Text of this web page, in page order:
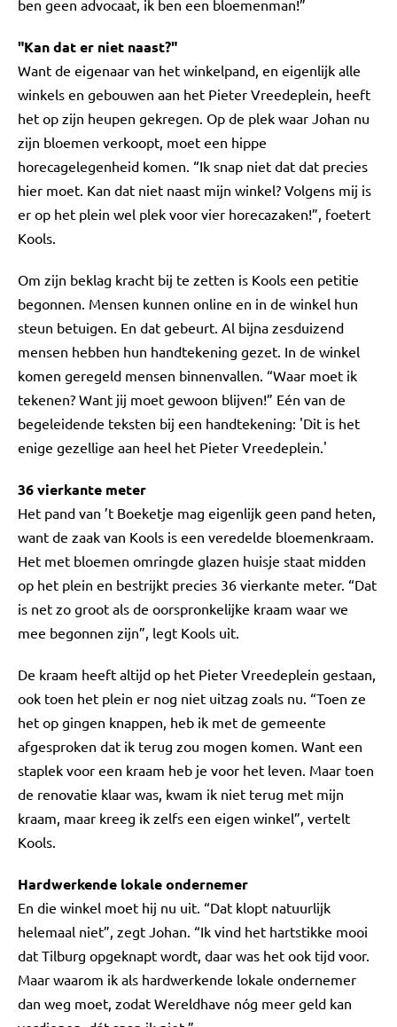
ben geen advocaat, ik ben een bloemenman!”
"Kan dat er niet naast?"
Want de eigenaar van het winkelpand, en eigenlijk alle
winkels en gebouwen aan het Pieter Vreedeplein, heeft
het op zijn heupen gekregen. Op de plek waar Johan nu
zijn bloemen verkoopt, moet een hippe
horecagelegenheid komen. “Ik snap niet dat dat precies
hier moet. Kan dat niet naast mijn winkel? Volgens mij is
er op het plein wel plek voor vier horecazaken!”, foetert
Kools.
Om zijn beklag kracht bij te zetten is Kools een petitie
begonnen. Mensen kunnen online en in de winkel hun
steun betuigen. En dat gebeurt. Al bijna zesduizend
mensen hebben hun handtekening gezet. In de winkel
komen geregeld mensen binnenvallen. “Waar moet ik
tekenen? Want jij moet gewoon blijven!” Eén van de
begeleidende teksten bij een handtekening: 'Dit is het
enige gezellige aan heel het Pieter Vreedeplein.'
36 vierkante meter
Het pand van ’t Boeketje mag eigenlijk geen pand heten,
want de zaak van Kools is een veredelde bloemenkraam.
Het met bloemen omringde glazen huisje staat midden
op het plein en bestrijkt precies 36 vierkante meter. “Dat
is net zo groot als de oorspronkelijke kraam waar we
mee begonnen zijn”, legt Kools uit.
De kraam heeft altijd op het Pieter Vreedeplein gestaan,
ook toen het plein er nog niet uitzag zoals nu. “Toen ze
het op gingen knappen, heb ik met de gemeente
afgesproken dat ik terug zou mogen komen. Want een
staplek voor een kraam heb je voor het leven. Maar toen
de renovatie klaar was, kwam ik niet terug met mijn
kraam, maar kreeg ik zelfs een eigen winkel”, vertelt
Kools.
Hardwerkende lokale ondernemer
En die winkel moet hij nu uit. “Dat klopt natuurlijk
helemaal niet”, zegt Johan. “Ik vind het hartstikke mooi
dat Tilburg opgeknapt wordt, daar was het ook tijd voor.
Maar waarom ik als hardwerkende lokale ondernemer
dan weg moet, zodat Wereldhave nóg meer geld kan